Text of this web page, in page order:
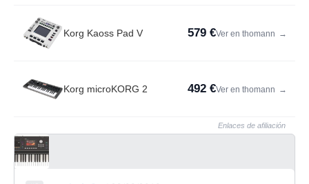
Korg Kaoss Pad V 579 €Ver en thomann →
Korg microKORG 2 492 €Ver en thomann →
Enlaces de afiliación